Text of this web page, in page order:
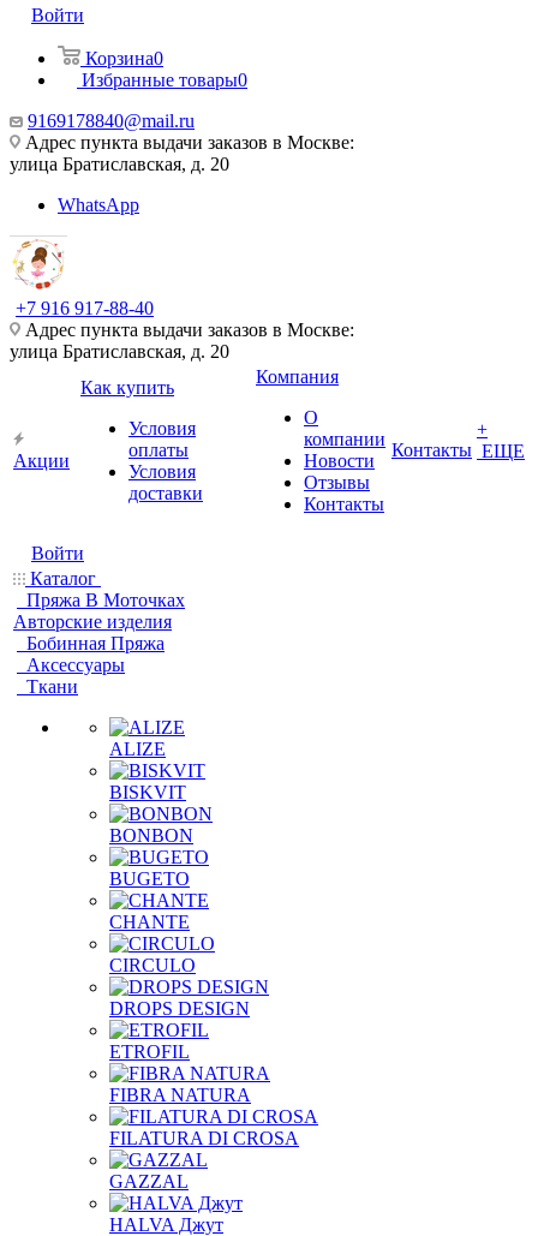
Войти
Корзина0
Избранные товары0
9169178840@mail.ru
Адрес пункта выдачи заказов в Москве:
улица Братиславская, д. 20
WhatsApp
+7 916 917-88-40
Адрес пункта выдачи заказов в Москве:
улица Братиславская, д. 20
Акции
Как купить
Условия
оплаты
Условия
доставки
Компания
О
компании
Новости
Отзывы
Контакты
Контакты
+
ЕЩЕ
Войти
Каталог
Пряжа В Моточках
Авторские изделия
Бобинная Пряжа
Аксессуары
Ткани
ALIZE
BISKVIT
BONBON
BUGETO
CHANTE
CIRCULO
DROPS DESIGN
ETROFIL
FIBRA NATURA
FILATURA DI CROSA
GAZZAL
HALVA Джут